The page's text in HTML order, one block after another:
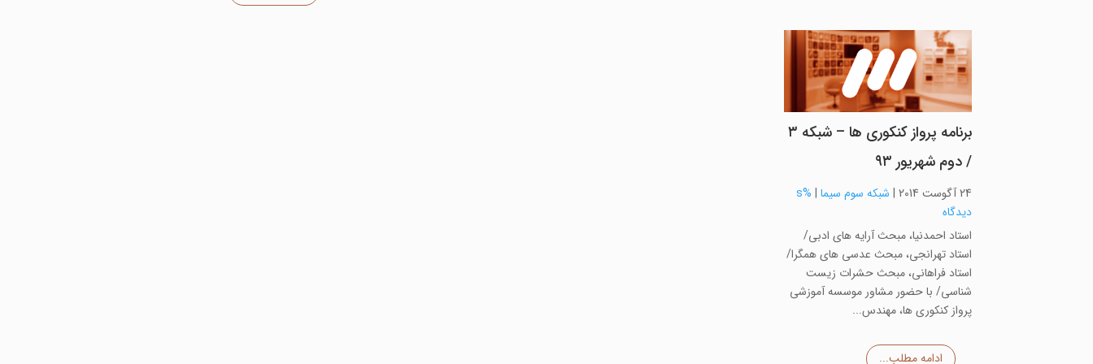
برنامه پرواز کنکوری ها – شبکه ۳
/ دوم شهریور ۹۳
24 آگوست 2014 | شبکه سوم سیما |
%s
دیدگاه
استاد احمدنیا، مبحث آرایه های ادبی/
استاد تهرانجی، مبحث عدسی های همگرا/
استاد فراهانی، مبحث حشرات زیست
شناسی/ با حضور مشاور موسسه آموزشی
پرواز کنکوری ها، مهندس...
ادامه مطلب...